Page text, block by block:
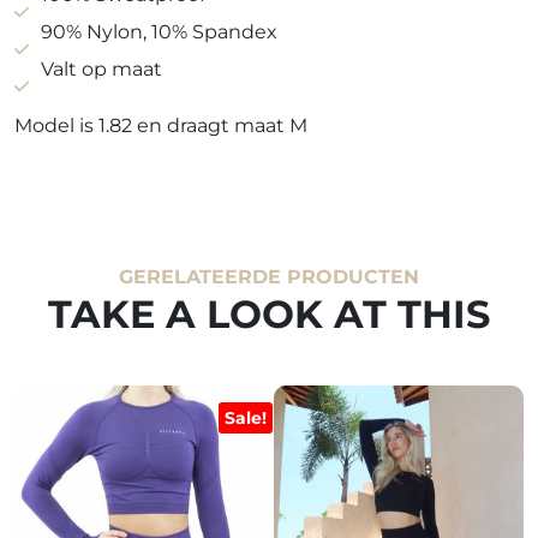
90% Nylon, 10% Spandex
Valt op maat
Model is 1.82 en draagt maat M
GERELATEERDE PRODUCTEN
TAKE A LOOK AT THIS
Sale!